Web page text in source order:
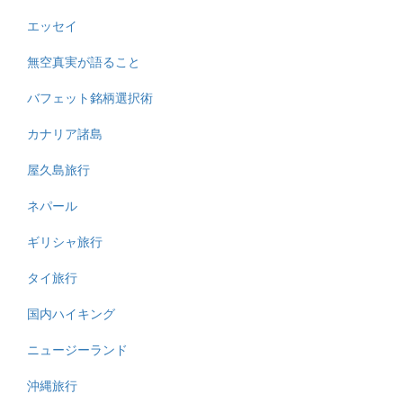
エッセイ
無空真実が語ること
バフェット銘柄選択術
カナリア諸島
屋久島旅行
ネパール
ギリシャ旅行
タイ旅行
国内ハイキング
ニュージーランド
沖縄旅行